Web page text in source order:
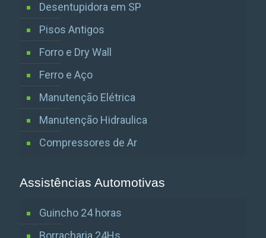
Desentupidora em SP
Pisos Antigos
Forro e Dry Wall
Ferro e Aço
Manutenção Elétrica
Manutenção Hidraulica
Compressores de Ar
Assistências Automotivas
Guincho 24 horas
Borracharia 24Hs